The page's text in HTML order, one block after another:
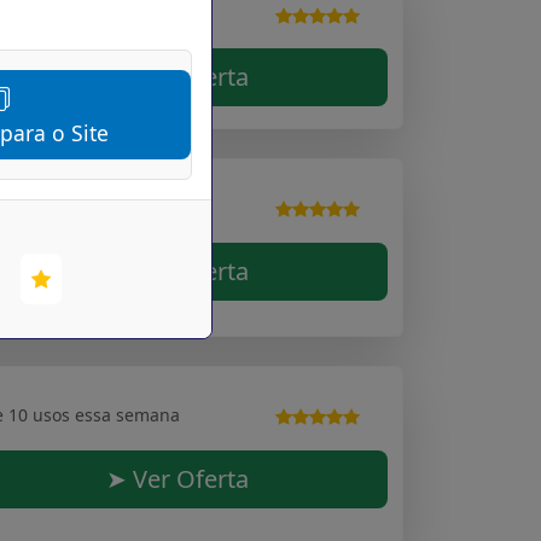
➤ Ver Oferta
10 usos essa semana
➤ Ver Oferta
10 usos essa semana
➤ Ver Oferta
o Site